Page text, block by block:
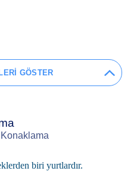
GÖSTER
biri yurtlardır.